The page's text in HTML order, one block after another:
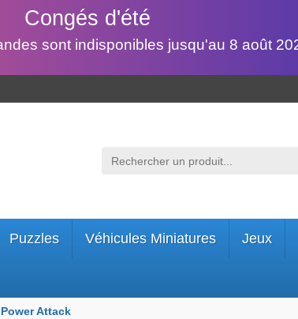
Congés d'été
sont indisponibles jusqu'au 8 août
Puzzles Véhicules Miniatures Jeux
Attack